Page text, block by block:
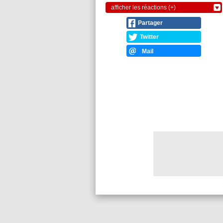
afficher les réactions (+)
Partager
Twitter
Mail